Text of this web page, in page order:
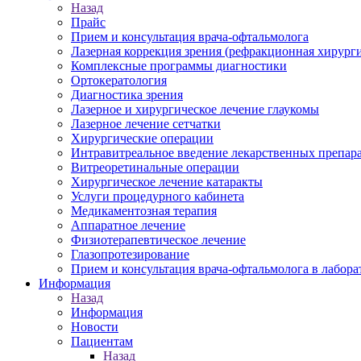
Назад
Прайс
Прием и консультация врача-офтальмолога
Лазерная коррекция зрения (рефракционная
Комплексные программы диагностики
Ортокератология
Диагностика зрения
Лазерное и хирургическое лечение глаукомы
Лазерное лечение сетчатки
Хирургические операции
Интравитреальное введение лекарственных
Витреоретинальные операции
Хирургическое лечение катаракты
Услуги процедурного кабинета
Медикаментозная терапия
Аппаратное лечение
Физиотерапевтическое лечение
Глазопротезирование
Прием и консультация врача-офтальмолога в
Информация
Назад
Информация
Новости
Пациентам
Назад